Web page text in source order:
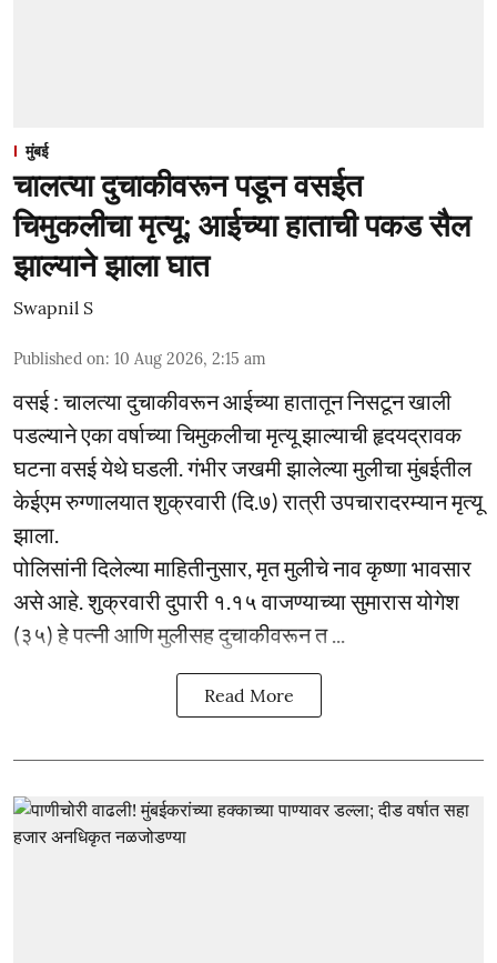
मुंबई
चालत्या दुचाकीवरून पडून वसईत
चिमुकलीचा मृत्यू; आईच्या हाताची पकड सैल
झाल्याने झाला घात
Swapnil S
Published on: 10 Aug 2026, 2:15 am
वसई : चालत्या दुचाकीवरून आईच्या हातातून निसटून खाली
पडल्याने एका वर्षाच्या चिमुकलीचा मृत्यू झाल्याची हृदयद्रावक
घटना वसई येथे घडली. गंभीर जखमी झालेल्या मुलीचा मुंबईतील
केईएम रुग्णालयात शुक्रवारी (दि.७) रात्री उपचारादरम्यान मृत्यू
झाला.
पोलिसांनी दिलेल्या माहितीनुसार, मृत मुलीचे नाव कृष्णा भावसार
असे आहे. शुक्रवारी दुपारी १.१५ वाजण्याच्या सुमारास योगेश
(३५) हे पत्नी आणि मुलीसह दुचाकीवरून त ...
Read More